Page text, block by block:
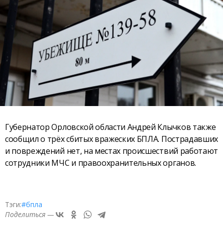
Губернатор Орловской области Андрей Клычков также
сообщил о трёх сбитых вражеских БПЛА. Пострадавших
и повреждений нет, на местах происшествий работают
сотрудники МЧС и правоохранительных органов.
Тэги:#бпла
Поделиться —